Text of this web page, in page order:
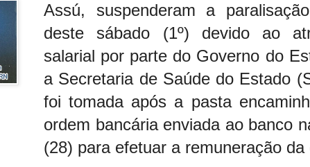
Assú, suspenderam a
deste sábado (1º) devido ao
salarial por parte do Governo do
a Secretaria de Saúde do Estado
foi tomada após a pasta
ordem bancária enviada ao banco
(28) para efetuar a remuneração da